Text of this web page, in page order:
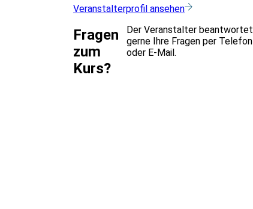
Veranstalterprofil ansehen
Fragen
zum
Kurs?
Der Veranstalter beantwortet
gerne Ihre Fragen per Telefon
oder E-Mail.